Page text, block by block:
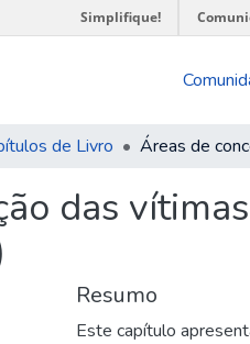
Simplifique!
de Livro
das
Resumo
Este capítulo